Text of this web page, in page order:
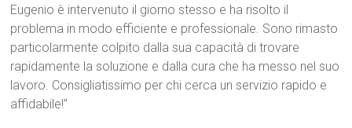
Eugenio è intervenuto il giorno stesso e ha risolto il
problema in modo efficiente e professionale. Sono rimasto
particolarmente colpito dalla sua capacità di trovare
rapidamente la soluzione e dalla cura che ha messo nel suo
lavoro. Consigliatissimo per chi cerca un servizio rapido e
affidabile!”